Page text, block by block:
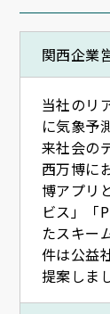
関西企業
当社のリ
に気象予
来社会の
西万博に
博アプリ
ビス」「
たスキー
件は公益
提案しま